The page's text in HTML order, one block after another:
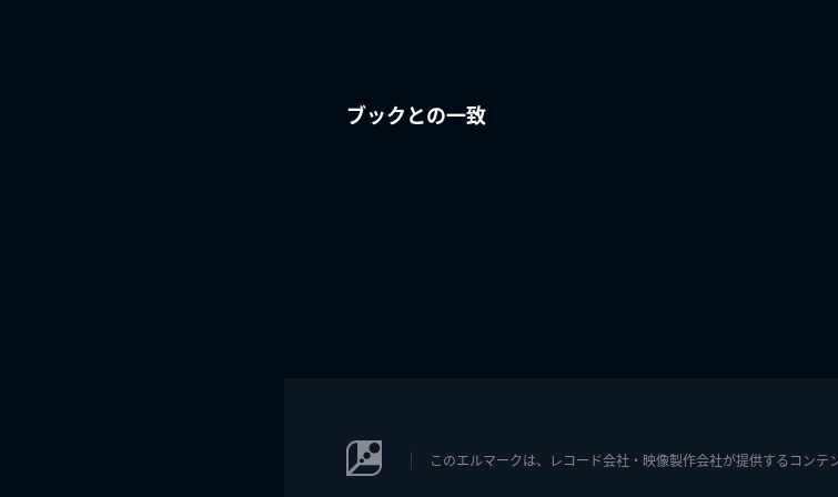
ブックとの一致
このエルマークは、レコード会社・映像製作会社が提供するコンテ